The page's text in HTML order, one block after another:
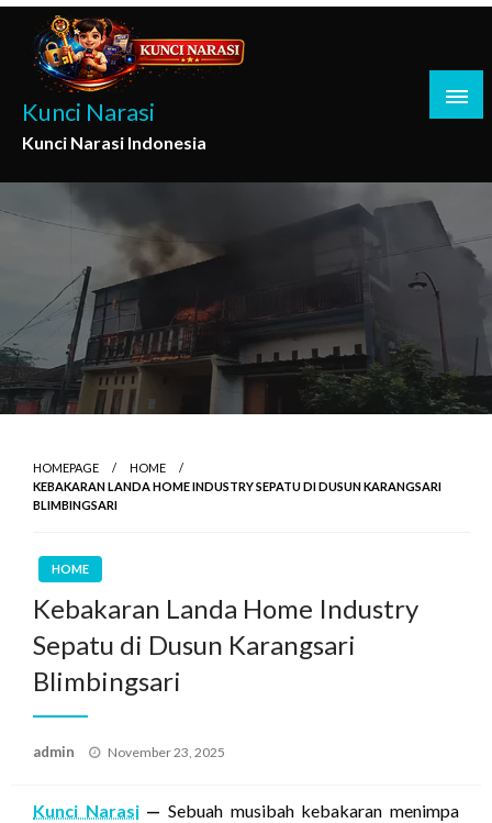
Skip
content
Kunci Narasi
Kunci Narasi Indonesia
HOMEPAGE
HOME
KEBAKARAN LANDA HOME INDUSTRY SEPATU DI DUSUN KARANGSARI
BLIMBINGSARI
HOME
Kebakaran Landa Home Industry
Sepatu di Dusun Karangsari
Blimbingsari
admin
Posted
November 23, 2025
Kunci Narasi —Sebuah musibah kebakaran menimpa